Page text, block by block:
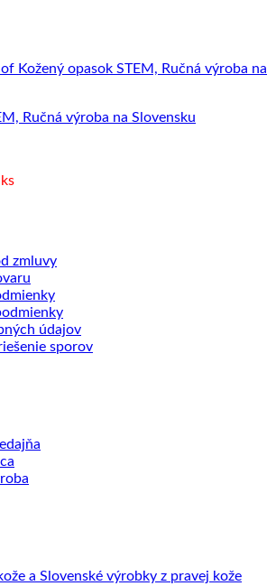
Ručná výroba na Slovensku
zmluvy
údajov
sporov
a Slovenské výrobky z pravej kože